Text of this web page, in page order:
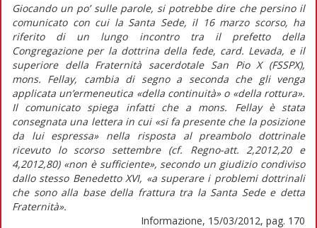
Giocando un po’ sulle parole, si potrebbe dire che persino il
comunicato con cui la Santa Sede, il 16 marzo scorso, ha
riferito di un lungo incontro tra il prefetto della
Congregazione per la dottrina della fede, card. Levada, e il
superiore della Fraternità sacerdotale San Pio X (FSSPX),
mons. Fellay, cambia di segno a seconda che gli venga
applicata un’ermeneutica «della continuità» o «della rottura».
Il comunicato spiega infatti che a mons. Fellay è stata
consegnata una lettera in cui «si fa presente che la posizione
da lui espressa» nella risposta al preambolo dottrinale
ricevuto lo scorso settembre (cf. Regno-att. 2,2012,20 e
4,2012,80) «non è sufficiente», secondo un giudizio condiviso
dallo stesso Benedetto XVI, «a superare i problemi dottrinali
che sono alla base della frattura tra la Santa Sede e detta
Fraternità».
Informazione, 15/03/2012, pag. 170